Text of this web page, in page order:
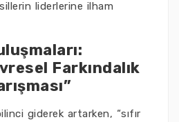
liderlerine ilham
Farkındalık
giderek artarken, “sıfır